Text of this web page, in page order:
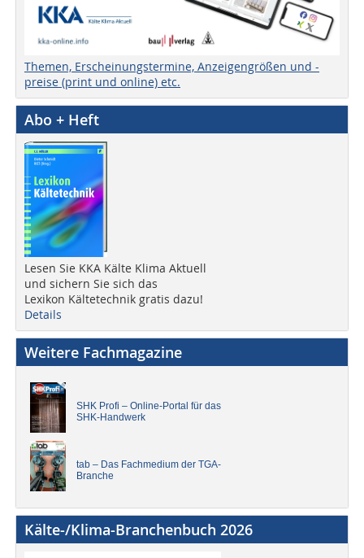
Themen, Erscheinungstermine, Anzeigengrößen und -
preise (print und online) etc.
Abo + Heft
Lesen Sie KKA Kälte Klima Aktuell
und sichern Sie sich das
Lexikon Kältetechnik gratis dazu!
Details
Weitere Fachmagazine
SHK Profi – Online-Portal für das
SHK-Handwerk
tab – Das Fachmedium der TGA-
Branche
Kälte-/Klima-Branchenbuch 2026